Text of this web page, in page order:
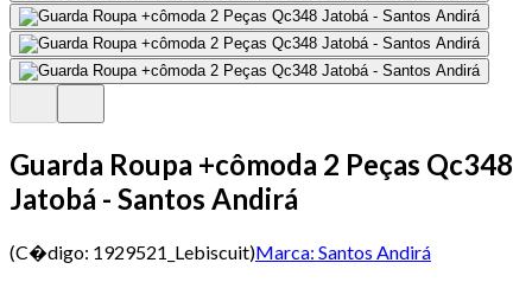
Guarda Roupa +cômoda 2 Peças Qc348
Jatobá - Santos Andirá
(C�digo: 1929521_Lebiscuit)Marca: Santos Andirá